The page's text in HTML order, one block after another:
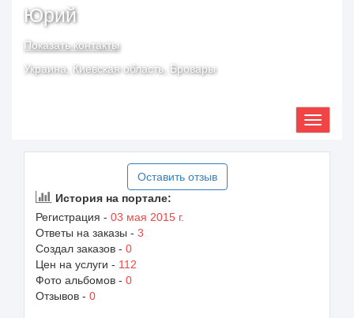
Юрий
Показать контакты
Украина, Киевская область, Бровары
Оставить отзыв
История на портале:
Регистрация - 03 мая 2015 г.
Ответы на заказы - 3
Создал заказов - 0
Цен на услуги - 112
Фото альбомов - 0
Отзывов - 0